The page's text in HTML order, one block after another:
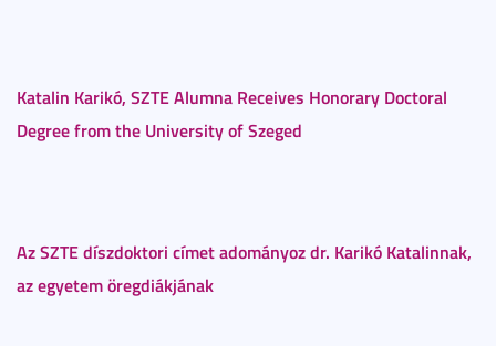
Katalin Karikó, SZTE Alumna Receives Honorary Doctoral
Degree from the University of Szeged
Az SZTE díszdoktori címet adományoz dr. Karikó Katalinnak,
az egyetem öregdiákjának